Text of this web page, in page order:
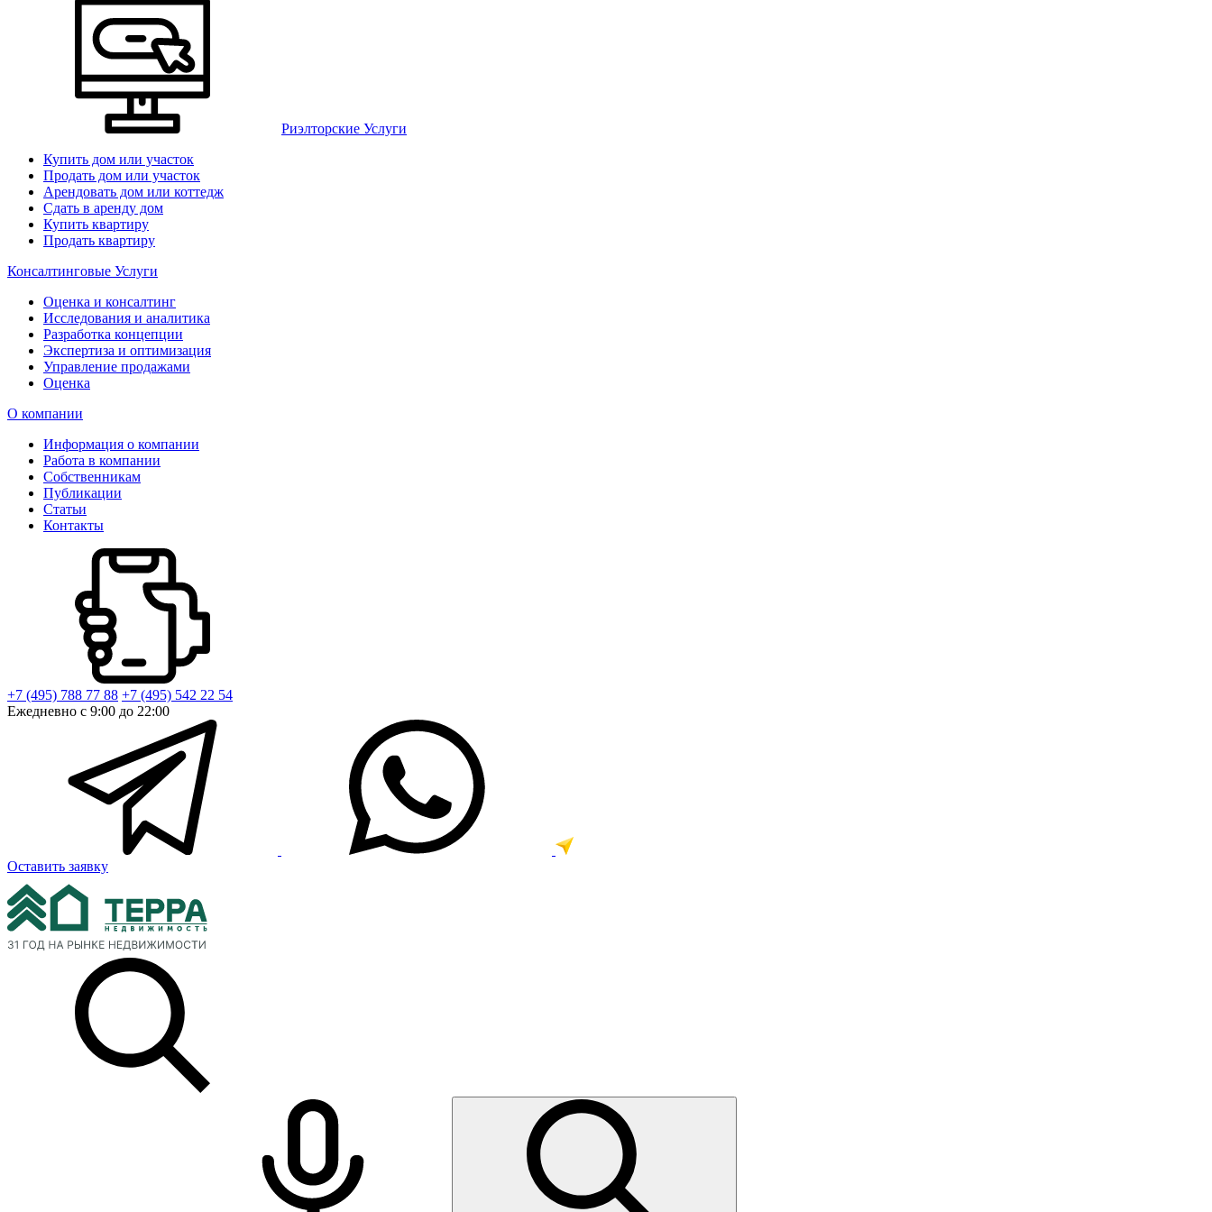
Риэлторские Услуги
Купить дом или участок
Продать дом или участок
Арендовать дом или коттедж
Сдать в аренду дом
Купить квартиру
Продать квартиру
Консалтинговые Услуги
Оценка и консалтинг
Исследования и аналитика
Разработка концепции
Экспертиза и оптимизация
Управление продажами
Оценка
О компании
Информация о компании
Работа в компании
Собственникам
Публикации
Статьи
Контакты
+7 (495) 788 77 88 +7 (495) 542 22 54
Ежедневно с 9:00 до 22:00
Оставить заявку